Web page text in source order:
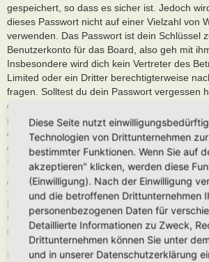
gespeichert, so dass es sicher ist. Jedoch
dieses Passwort nicht auf einer Vielzahl von
verwenden. Das Passwort ist dein Schlüssel
Benutzerkonto für das Board, also geh mit
Insbesondere wird dich kein Vertreter des
Limited oder ein Dritter berechtigterweise
fragen. Solltest du dein Passwort vergessen
die Funktion „Ich habe mein Passwort
phpBB-Software fragt dich dann nach deinem
deiner E-Mail-Adresse und sendet
generiertes Passwort an diese Adresse, mit
Board zugreifen kannst.
GESTATTUNG DER DATENSPEICHERUNG
Du gestattest dem Betreiber, die von dir
näher spezifizierten Daten zu speichern, um
und anbieten zu können.
Darüber hinaus ist der Betreiber berechtigt,
Diese Seite nutzt
Technologien von Drittunternehmen
bestimmter Funktionen. Wenn Sie auf
akzeptieren" klicken, werden diese
(Einwilligung). Nach der Einwilligung
und die betroffenen Drittunternehmen
personenbezogenen Daten für
Detaillierte Informationen zu Zweck,
Drittunternehmen können Sie unter
und in unserer Datenschutzerklärung